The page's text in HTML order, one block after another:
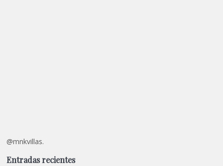
@mnkvillas.
Entradas recientes